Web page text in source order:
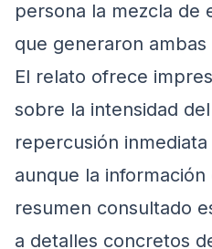
persona la mezcla de
que generaron ambas
El relato ofrece
sobre la intensidad
repercusión inmediata
aunque la
resumen consultado
a detalles concretos